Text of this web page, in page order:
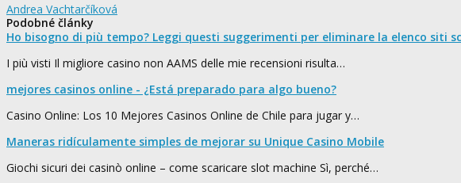
Andrea Vachtarčíková
Podobné články
Ho bisogno di più tempo? Leggi questi suggerimenti per eliminare la elenco siti
I più visti Il migliore casino non AAMS delle mie recensioni risulta…
mejores casinos online - ¿Está preparado para algo bueno?
Casino Online: Los 10 Mejores Casinos Online de Chile para jugar y…
Maneras ridículamente simples de mejorar su Unique Casino Mobile
Giochi sicuri dei casinò online – come scaricare slot machine Sì, perché…